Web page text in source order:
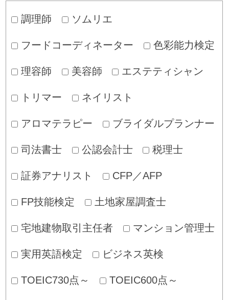
調理師 ソムリエ
フードコーディネーター 色彩能力検定
理容師 美容師 エステティシャン
トリマー ネイリスト
アロマテラピー ブライダルプランナー
司法書士 公認会計士 税理士
証券アナリスト CFP／AFP
FP技能検定 土地家屋調査士
宅地建物取引主任者 マンション管理士
実用英語検定 ビジネス英検
TOEIC730点～ TOEIC600点～